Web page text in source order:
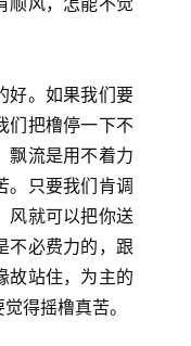
好。如果我们要
们把橹停一下不
飘流是用不着力
。只要我们肯调
风就可以把你送
不必费力的，跟
故站住，为主的
得摇橹真苦。